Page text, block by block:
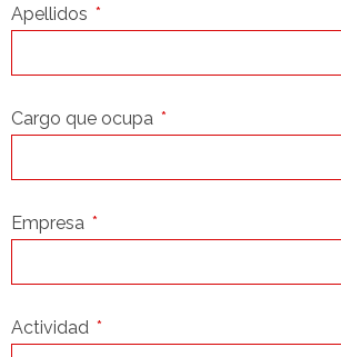
Apellidos
Cargo que ocupa
Empresa
Actividad